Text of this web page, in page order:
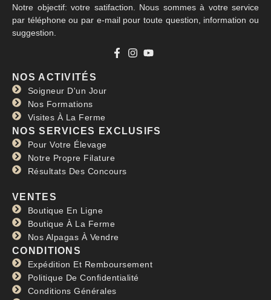
Notre objectif: votre satifaction. Nous sommes à votre service
par téléphone ou par e-mail pour toute question, information ou
suggestion.
NOS ACTIVITÉS
Soigneur D'un Jour
Nos Formations
Visites À La Ferme
NOS SERVICES EXCLUSIFS
Pour Votre Élevage
Notre Propre Filature
Résultats Des Concours
VENTES
Boutique En Ligne
Boutique À La Ferme
Nos Alpagas À Vendre
CONDITIONS
Expédition Et Remboursement
Politique De Confidentialité
Conditions Générales